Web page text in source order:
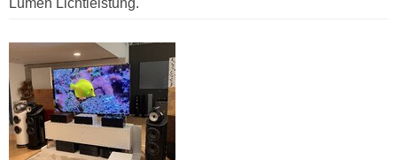
Lumen Lichtleistung.